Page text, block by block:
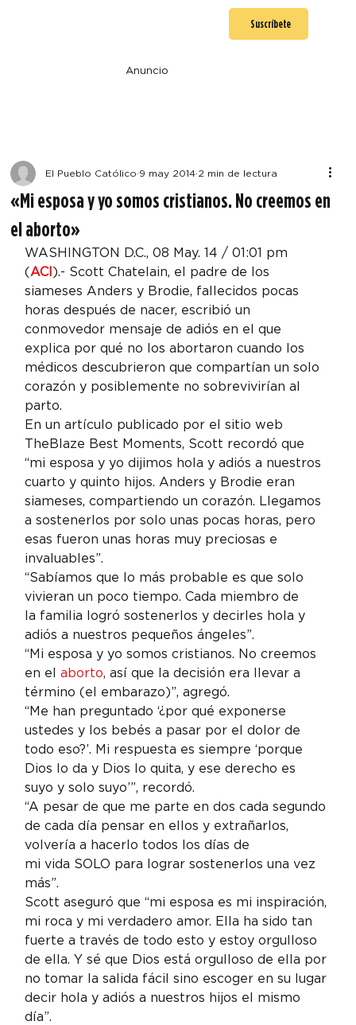
Suscríbete
Anuncio
«Mi esposa y yo somos cristianos. No creemos en
el aborto»
El Pueblo Católico 9 may 2014 2 min de lectura
WASHINGTON D.C., 08 May. 14 / 01:01 pm
(ACI).- Scott Chatelain, el padre de los
siameses Anders y Brodie, fallecidos pocas
horas después de nacer, escribió un
conmovedor mensaje de adiós en el que
explica por qué no los abortaron cuando los
médicos descubrieron que compartían un solo
corazón y posiblemente no sobrevivirían al
parto.
En un artículo publicado por el sitio web
TheBlaze Best Moments, Scott recordó que
“mi esposa y yo dijimos hola y adiós a nuestros
cuarto y quinto hijos. Anders y Brodie eran
siameses, compartiendo un corazón. Llegamos
a sostenerlos por solo unas pocas horas, pero
esas fueron unas horas muy preciosas e
invaluables”.
“Sabíamos que lo más probable es que solo
vivieran un poco tiempo. Cada miembro de
la familia logró sostenerlos y decirles hola y
adiós a nuestros pequeños ángeles”.
“Mi esposa y yo somos cristianos. No creemos
en el aborto, así que la decisión era llevar a
término (el embarazo)”, agregó.
“Me han preguntado ‘¿por qué exponerse
ustedes y los bebés a pasar por el dolor de
todo eso?’. Mi respuesta es siempre ‘porque
Dios lo da y Dios lo quita, y ese derecho es
suyo y solo suyo’”, recordó.
“A pesar de que me parte en dos cada segundo
de cada día pensar en ellos y extrañarlos,
volvería a hacerlo todos los días de
mi vida SOLO para lograr sostenerlos una vez
más”.
Scott aseguró que “mi esposa es mi inspiración,
mi roca y mi verdadero amor. Ella ha sido tan
fuerte a través de todo esto y estoy orgulloso
de ella. Y sé que Dios está orgulloso de ella por
no tomar la salida fácil sino escoger en su lugar
decir hola y adiós a nuestros hijos el mismo
día”.